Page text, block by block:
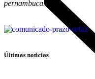
pernambucana.
Últimas notícias